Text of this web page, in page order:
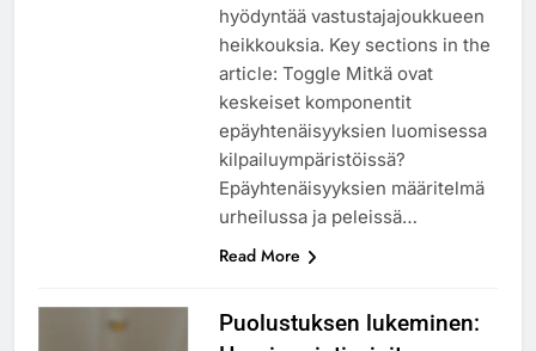
hyödyntää vastustajajoukkueen
heikkouksia. Key sections in the
article: Toggle Mitkä ovat
keskeiset komponentit
epäyhtenäisyyksien luomisessa
kilpailuympäristöissä?
Epäyhtenäisyyksien määritelmä
urheilussa ja peleissä…
Read More
Puolustuksen lukeminen: